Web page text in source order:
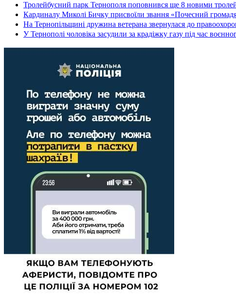
Тролейбусний парк Тернополя поповнився ще 8 новими
Кардиналу Миколі Бичку присвоїли звання «Почесний
На Тернопільщині дружина ветерана звернулася до
У Тернополі чоловіка засудили за крадіжку газу під час